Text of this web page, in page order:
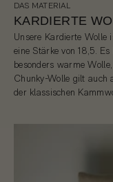
DAS MATERIAL
KARDIERTE
Unsere Kardierte
eine Stärke von 18,5.
besonders warme
Chunky-Wolle gilt auch
der klassischen